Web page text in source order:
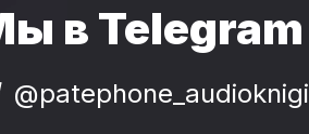
в Telegram
@patephone_audioknigi